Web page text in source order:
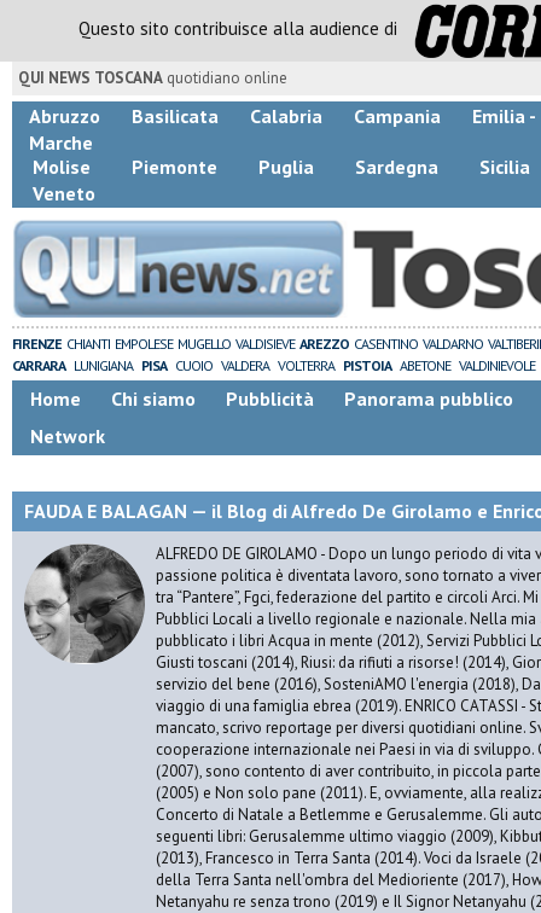
Questo sito contribuisce alla audience di
QUI NEWS TOSCANA quotidiano online
Abruzzo Basilicata Calabria Campania
Emilia -
Marche
Molise
Piemonte Puglia Sardegna
Sicilia
Veneto
FIRENZE CHIANTI EMPOLESE MUGELLO VALDISIEVE AREZZO CASENTINO VALDARNO
CARRARA LUNIGIANA PISA CUOIO VALDERA VOLTERRA PISTOIA ABETONE VALDINIEVOLE
Home Chi siamo Pubblicità
Panorama pubblico
Network
FAUDA E BALAGAN — il Blog di Alfredo De Girolamo e
ALFREDO DE GIROLAMO - Dopo un lungo periodo di
passione politica è diventata lavoro, sono tornato a
tra “Pantere”, Fgci, federazione del partito e circoli Arci.
Pubblici Locali a livello regionale e nazionale. Nella
pubblicato i libri Acqua in mente (2012), Servizi Pubblici
Giusti toscani (2014), Riusi: da rifiuti a risorse! (2014),
servizio del bene (2016), SosteniAMO l'energia (2018),
viaggio di una famiglia ebrea (2019). ENRICO CATASSI -
mancato, scrivo reportage per diversi quotidiani online.
cooperazione internazionale nei Paesi in via di
(2007), sono contento di aver contribuito, in piccola
(2005) e Non solo pane (2011). E, ovviamente, alla
Concerto di Natale a Betlemme e Gerusalemme. Gli
seguenti libri: Gerusalemme ultimo viaggio (2009),
(2013), Francesco in Terra Santa (2014). Voci da Israele
della Terra Santa nell'ombra del Medioriente (2017),
Netanyahu re senza trono (2019) e Il Signor Netanyahu